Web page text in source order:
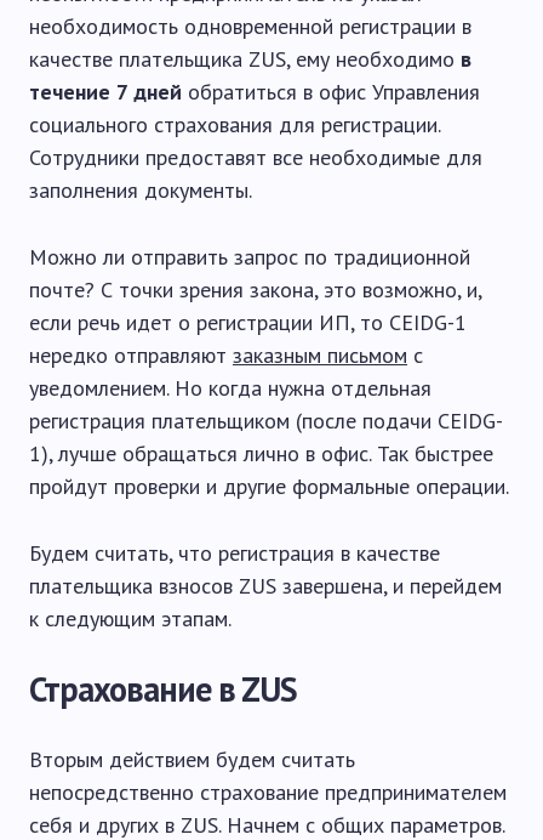
необходимость одновременной регистрации в
качестве плательщика ZUS, ему необходимо в
течение 7 дней обратиться в офис Управления
социального страхования для регистрации.
Сотрудники предоставят все необходимые для
заполнения документы.
Можно ли отправить запрос по традиционной
почте? С точки зрения закона, это возможно, и,
если речь идет о регистрации ИП, то CEIDG-1
нередко отправляют заказным письмом с
уведомлением. Но когда нужна отдельная
регистрация плательщиком (после подачи CEIDG-
1), лучше обращаться лично в офис. Так быстрее
пройдут проверки и другие формальные операции.
Будем считать, что регистрация в качестве
плательщика взносов ZUS завершена, и перейдем
к следующим этапам.
Страхование в ZUS
Вторым действием будем считать
непосредственно страхование предпринимателем
себя и других в ZUS. Начнем с общих параметров.